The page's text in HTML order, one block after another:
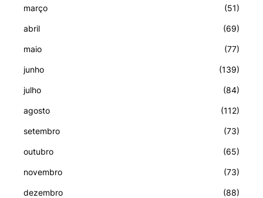
março (51)
abril (69)
maio (77)
junho (139)
julho (84)
agosto (112)
setembro (73)
outubro (65)
novembro (73)
dezembro (88)